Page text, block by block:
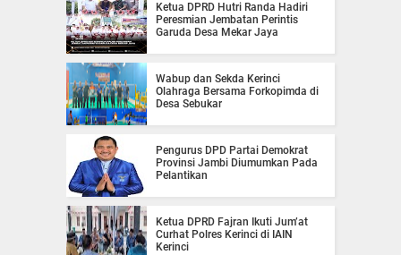
Ketua DPRD Hutri Randa Hadiri
Peresmian Jembatan Perintis
Garuda Desa Mekar Jaya
Wabup dan Sekda Kerinci
Olahraga Bersama Forkopimda di
Desa Sebukar
Pengurus DPD Partai Demokrat
Provinsi Jambi Diumumkan Pada
Pelantikan
Ketua DPRD Fajran Ikuti Jum’at
Curhat Polres Kerinci di IAIN
Kerinci